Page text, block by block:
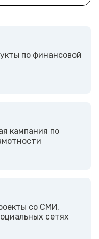
по финансовой
кампания по
со СМИ,
сетях